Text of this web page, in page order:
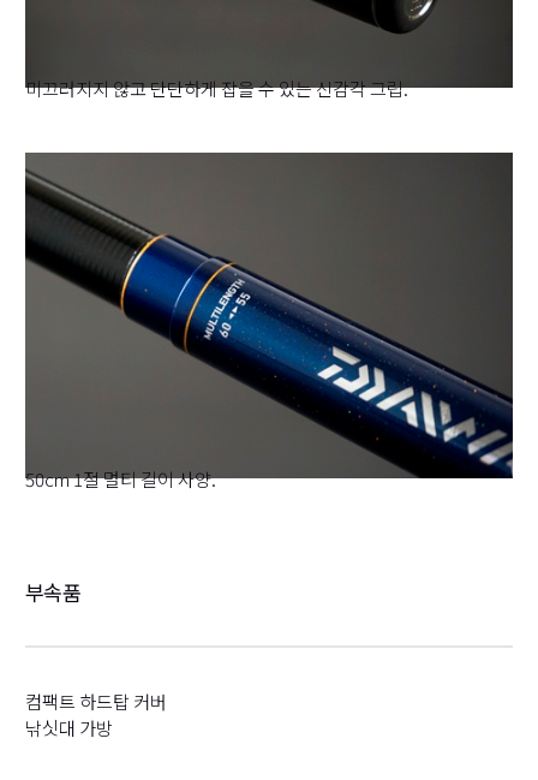
미끄러지지 않고 단단하게 잡을 수 있는 신감각 그립.
50cm 1절 멀티 길이 사양.
부속품
컴팩트 하드탑 커버
낚싯대 가방